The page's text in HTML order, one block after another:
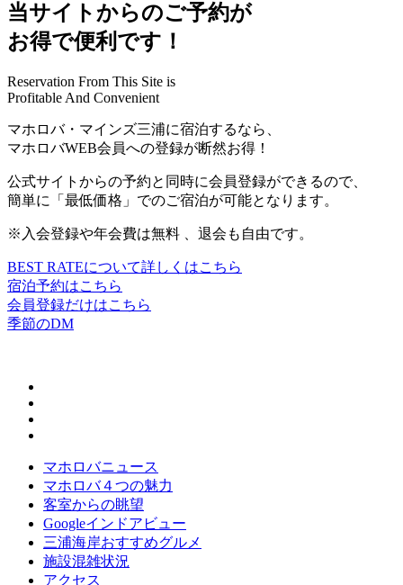
当サイトからのご予約が
お得で便利です！
Reservation From This Site is
Profitable And Convenient
マホロバ・マインズ三浦に宿泊するなら、
マホロバWEB会員への登録が断然お得 ！
公式サイトからの予約と同時に会員登録ができるので、
簡単に
「最低価格」 でのご宿泊が可能となります。
※ 入会登録や年会費は無料 、退会も自由です。
BEST RATEについて詳しくはこちら
宿泊予約はこちら
会員登録だけはこちら
季節のDM
マホロバニュース
マホロバ４つの魅力
客室からの眺望
Googleインドアビュー
三浦海岸おすすめグルメ
施設混雑状況
アクセス